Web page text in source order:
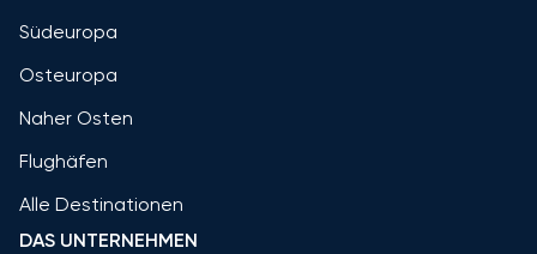
Südeuropa
Osteuropa
Naher Osten
Flughäfen
Alle Destinationen
DAS UNTERNEHMEN